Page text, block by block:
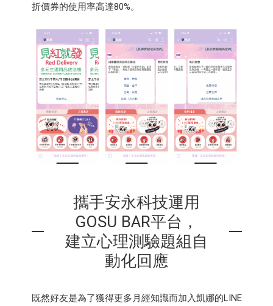
折價券的使用率高達80%。
攜手安永科技運用
GOSU BAR平台，
建立心理測驗題組自
動化回應
既然好友是為了獲得更多月經知識而加入凱娜的LINE